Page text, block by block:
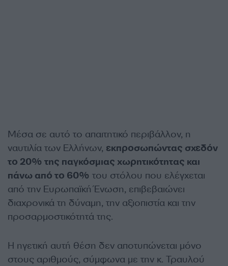
Μέσα σε αυτό το απαιτητικό περιβάλλον, η
ναυτιλία των Ελλήνων, εκπροσωπώντας σχεδόν
το 20% της παγκόσμιας χωρητικότητας και
πάνω από το 60% του στόλου που ελέγχεται
από την Ευρωπαϊκή Ένωση, επιβεβαιώνει
διαχρονικά τη δύναμη, την αξιοπιστία και την
προσαρμοστικότητά της.
Η ηγετική αυτή θέση δεν αποτυπώνεται μόνο
στους αριθμούς, σύμφωνα με την κ. Τραυλού